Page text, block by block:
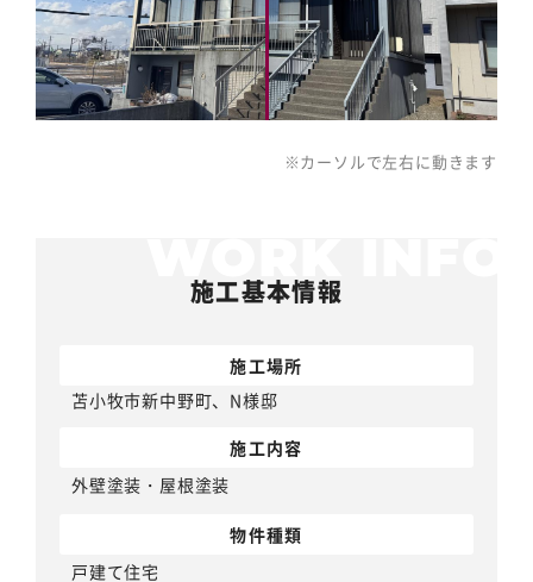
※カーソルで左右に動きます
施工基本情報
施工場所
苫小牧市新中野町、N様邸
施工内容
外壁塗装 ・ 屋根塗装
物件種類
戸建て住宅